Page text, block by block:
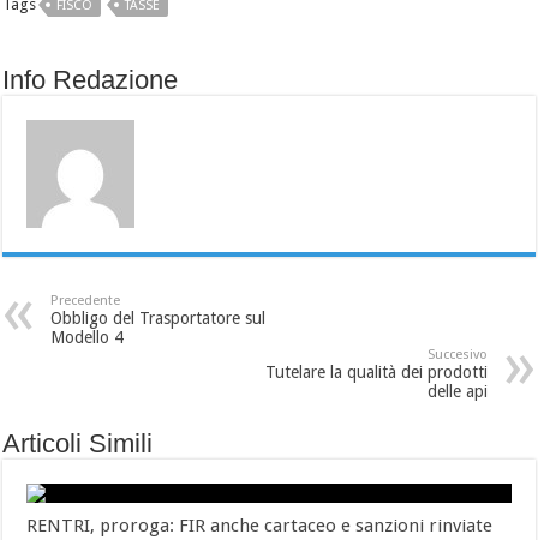
Tags FISCO TASSE
Info Redazione
Precedente
Obbligo del Trasportatore sul
Modello 4
Succesivo
Tutelare la qualità dei prodotti
delle api
Articoli Simili
RENTRI, proroga: FIR anche cartaceo e sanzioni rinviate